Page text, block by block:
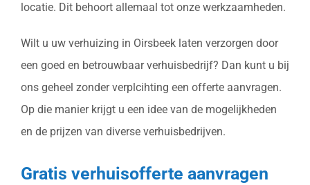
locatie. Dit behoort allemaal tot onze werkzaamheden.
Wilt u uw verhuizing in Oirsbeek laten verzorgen door
een goed en betrouwbaar verhuisbedrijf? Dan kunt u bij
ons geheel zonder verplcihting een offerte aanvragen.
Op die manier krijgt u een idee van de mogelijkheden
en de prijzen van diverse verhuisbedrijven.
Gratis verhuisofferte aanvragen